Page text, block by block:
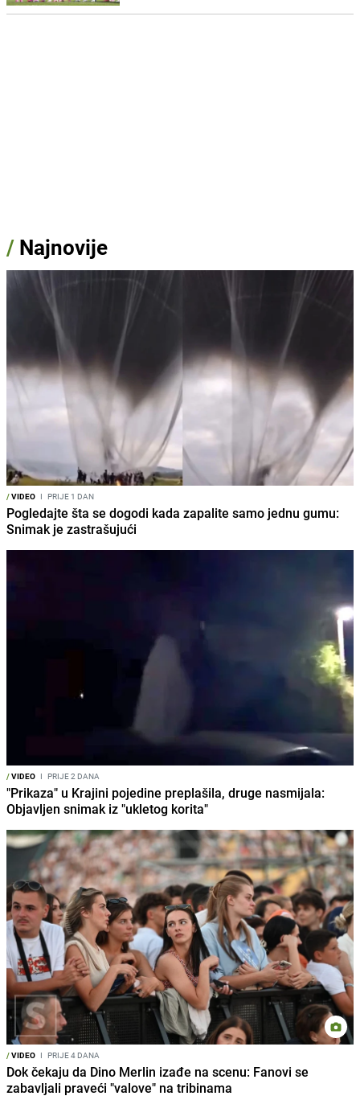
/ Najnovije
/VIDEO I PRIJE 1 DAN
Pogledajte šta se dogodi kada zapalite samo jednu gumu:
Snimak je zastrašujući
/VIDEO I PRIJE 2 DANA
"Prikaza" u Krajini pojedine preplašila, druge nasmijala:
Objavljen snimak iz "ukletog korita"
/VIDEO I PRIJE 4 DANA
Dok čekaju da Dino Merlin izađe na scenu: Fanovi se
zabavljali praveći "valove" na tribinama